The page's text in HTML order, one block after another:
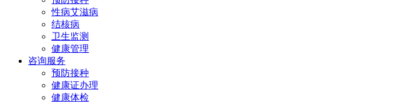
性病艾滋病
结核病
卫生监测
健康管理
咨询服务
预防接种
健康证办理
健康体检